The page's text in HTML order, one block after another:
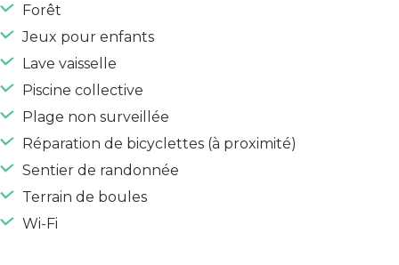
Forêt
Jeux pour enfants
Lave vaisselle
Piscine collective
Plage non surveillée
Réparation de bicyclettes (à proximité)
Sentier de randonnée
Terrain de boules
Wi-Fi